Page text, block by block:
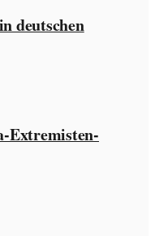
deutschen
Extremisten-